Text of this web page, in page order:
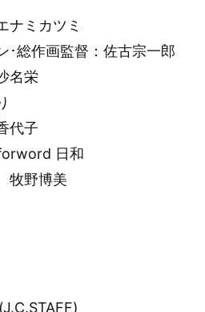
ナミカツミ
･総作画監督：佐古宗一郎
名栄
代子
日和
牧野博美